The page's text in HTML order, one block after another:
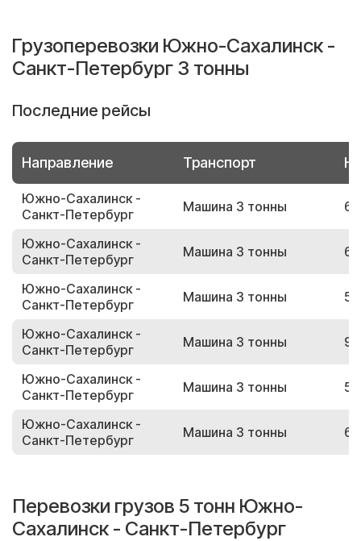
Грузоперевозки Южно-Сахалинск -
Санкт-Петербург 3 тонны
Последние рейсы
Направление Транспорт
Южно-Сахалинск -
Санкт-Петербург
Машина 3 тонны
Южно-Сахалинск -
Санкт-Петербург
Машина 3 тонны
Южно-Сахалинск -
Санкт-Петербург
Машина 3 тонны
Южно-Сахалинск -
Санкт-Петербург
Машина 3 тонны
Южно-Сахалинск -
Санкт-Петербург
Машина 3 тонны
Южно-Сахалинск -
Санкт-Петербург
Машина 3 тонны
Перевозки грузов 5 тонн Южно-
Сахалинск - Санкт-Петербург